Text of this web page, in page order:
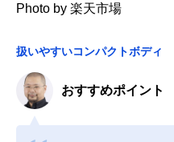
Photo by 楽天市場
扱いやすいコンパクトボディ
おすすめポイント